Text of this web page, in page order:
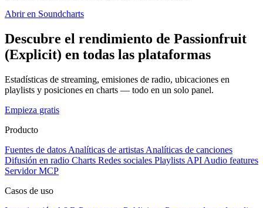
Abrir en Soundcharts
Descubre el rendimiento de Passionfruit
(Explicit) en todas las plataformas
Estadísticas de streaming, emisiones de radio, ubicaciones en
playlists y posiciones en charts — todo en un solo panel.
Empieza gratis
Producto
Fuentes de datos Analíticas de artistas Analíticas de canciones
Difusión en radio Charts Redes sociales Playlists API Audio features
Servidor MCP
Casos de uso